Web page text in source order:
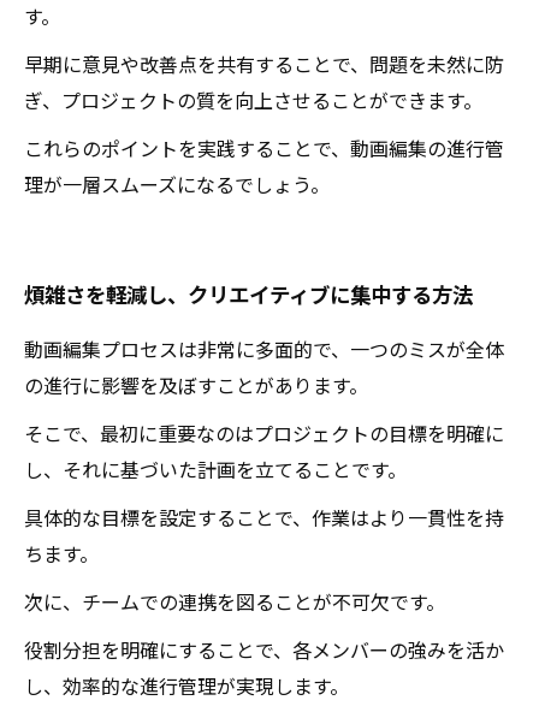
す。
早期に意見や改善点を共有することで、問題を未然に防
ぎ、プロジェクトの質を向上させることができます。
これらのポイントを実践することで、動画編集の進行管
理が一層スムーズになるでしょう。
煩雑さを軽減し、クリエイティブに集中する方法
動画編集プロセスは非常に多面的で、一つのミスが全体
の進行に影響を及ぼすことがあります。
そこで、最初に重要なのはプロジェクトの目標を明確に
し、それに基づいた計画を立てることです。
具体的な目標を設定することで、作業はより一貫性を持
ちます。
次に、チームでの連携を図ることが不可欠です。
役割分担を明確にすることで、各メンバーの強みを活か
し、効率的な進行管理が実現します。